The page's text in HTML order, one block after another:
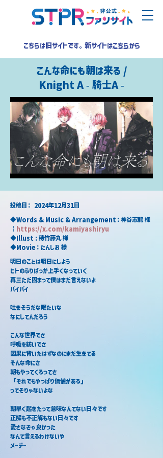
こちらは旧サイトです。新サイトはこちらから
こんな命にも朝は来る /
Knight A - 騎士A -
​投稿日： 2024年12月31日
◆Words & Music & Arrangement：神谷志龍 様
￤ https://x.com/kamiyashiryu
◆Illust : 穂竹藤丸 様
◆Movie：たんしお 様
明日のことは明日にしよう
ヒトのふりばっか上手くなっていく
再三ただ固まって僕はまだ言えないよ
バイバイ
吐きそうだな眠たいな
なにしてんだろう
こんな世界でさ
呼吸を紡いでさ
因果に背いたはずなのにまだ生きてる
そんな命にさ
朝もやってくるってさ
「それでもやっぱり価値がある」
ってそりゃないよな
朝早く起きたって意味なんてない日々です
正解も不正解もない日々です
愛さなきゃ良かった
なんて言えるわけないや
メーデー